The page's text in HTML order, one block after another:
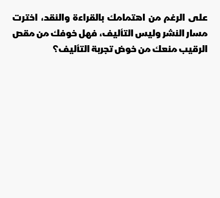
على الرغم من اهتمامك بالقراءة والنقد، اخترت
مسار النشر وليس التأليف، فهل خوفك من مقص
الرقيب منعك من خوض تجربة التأليف؟